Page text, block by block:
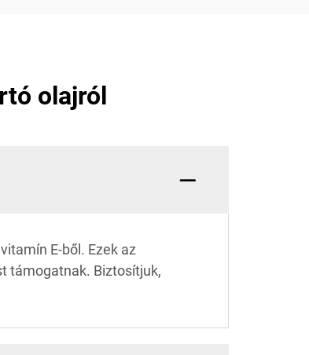
olajról
E-ből. Ezek az
támogatnak. Biztosítjuk,